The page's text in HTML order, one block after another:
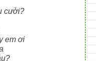
cười?
em ơi